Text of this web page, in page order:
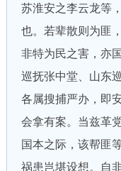
苏淮安之李云龙等
也。若辈散则为匪
非特为民之害，亦
巡抚张中堂、山东
各属搜捕严办，即
会拿有案。当兹革
国本之际，该帮匪
祸患岂堪设想。自